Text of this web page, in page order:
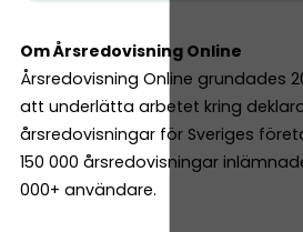
Om Årsredovisning Online
Årsredovisning Online grundades
att underlätta arbetet kring
årsredovisningar för Sveriges
150 000 årsredovisningar
000+ användare.